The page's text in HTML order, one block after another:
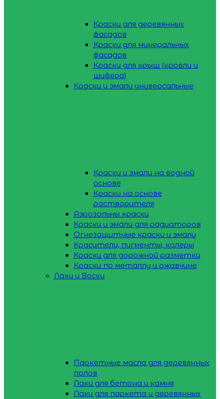
Краски для деревянных
фасадов
Краски для минеральных
фасадов
Краски для крыш (кровли и
шифера)
Краски и эмали универсальные
Краски и эмали на водной
основе
Краски на основе
растворителя
Аэрозольны краски
Краски и эмали для радиаторов
Огнезащитные краски и эмали
Красители, пигменты, колеры
Краски для дорожной разметки
Краски по металлу и ржавчине
Лаки и Воски
Паркетные масла для деревянных
полов
Лаки для бетона и камня
Лаки для паркета и деревянных